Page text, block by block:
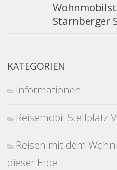
Starnberger
KATEGORIEN
Informationen
Reisemobil Stellplatz
Reisen mit dem
dieser Erde